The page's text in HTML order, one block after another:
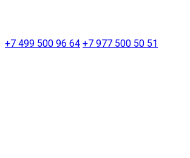
+7 499 500 96 64 +7 977 500 50 51